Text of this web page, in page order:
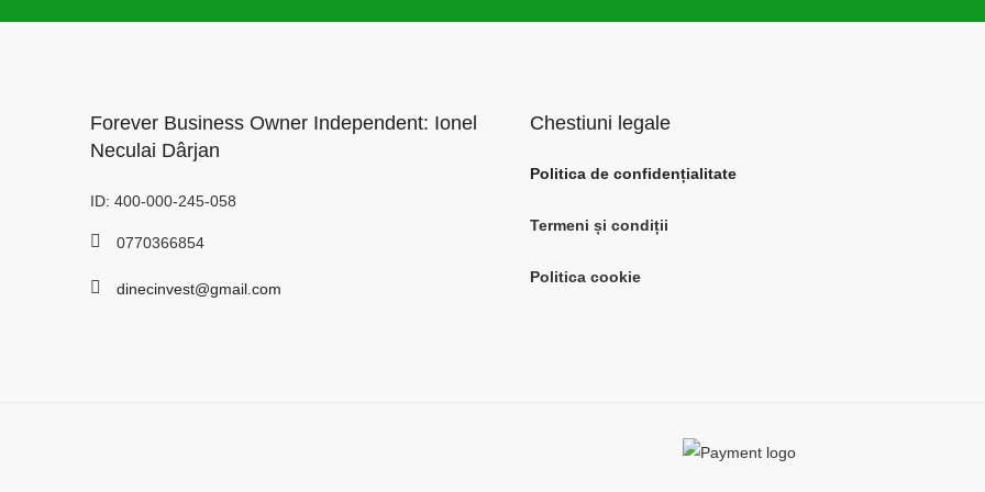
Forever Business Owner Independent: Ionel
Neculai Dârjan
ID: 400-000-245-058
0770366854
dinecinvest@gmail.com
Chestiuni legale
Politica de confidențialitate
Termeni și condiții
Politica cookie